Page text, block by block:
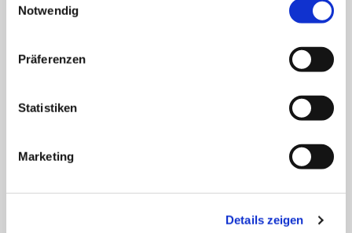
Notwendig
Präferenzen
Statistiken
Marketing
Details zeigen
Homepage der Landeskirche: www.ekkw.de